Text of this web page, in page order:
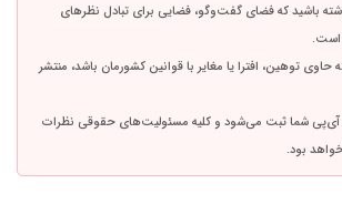
باشید که فضای گفت‌وگو، فضایی برای تبادل نظرهای
است.
حاوی توهین، افترا یا مغایر با قوانین کشورمان باشد، منتشر
شما ثبت می‌شود و کلیه مسئولیت‌های حقوقی نظرات
بود.